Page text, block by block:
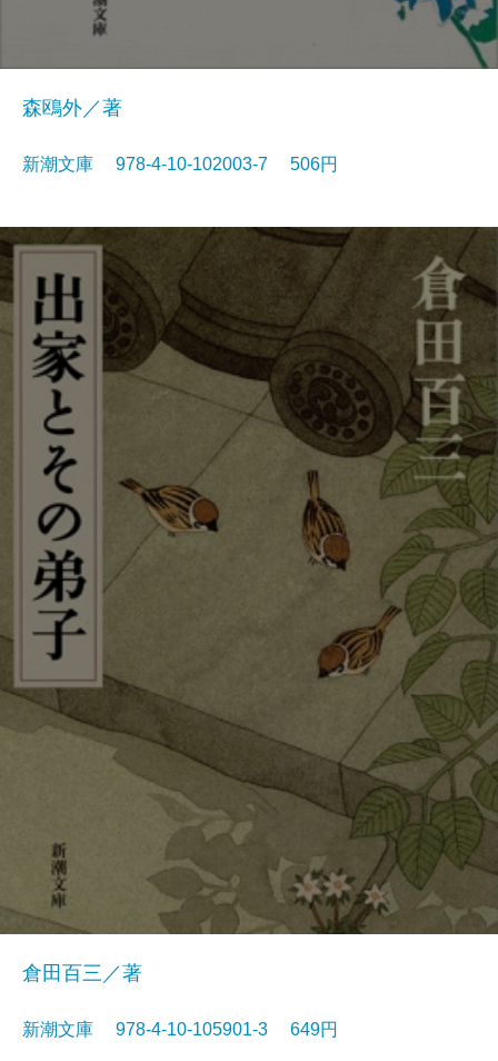
森鴎外／著
新潮文庫 978-4-10-102003-7 506円
倉田百三／著
新潮文庫 978-4-10-105901-3 649円